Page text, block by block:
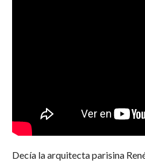
Decía la arquitecta parisina